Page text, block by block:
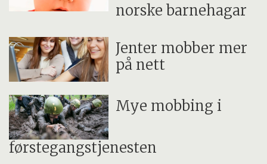
norske barnehagar
Jenter mobber mer
på nett
Mye mobbing i
førstegangstjenesten